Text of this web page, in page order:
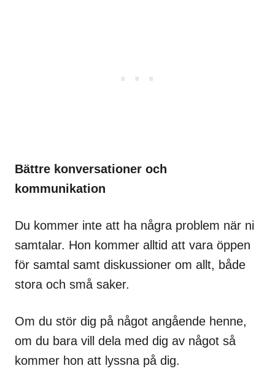
Bättre konversationer och
kommunikation
Du kommer inte att ha några problem när ni
samtalar. Hon kommer alltid att vara öppen
för samtal samt diskussioner om allt, både
stora och små saker.
Om du stör dig på något angående henne,
om du bara vill dela med dig av något så
kommer hon att lyssna på dig.